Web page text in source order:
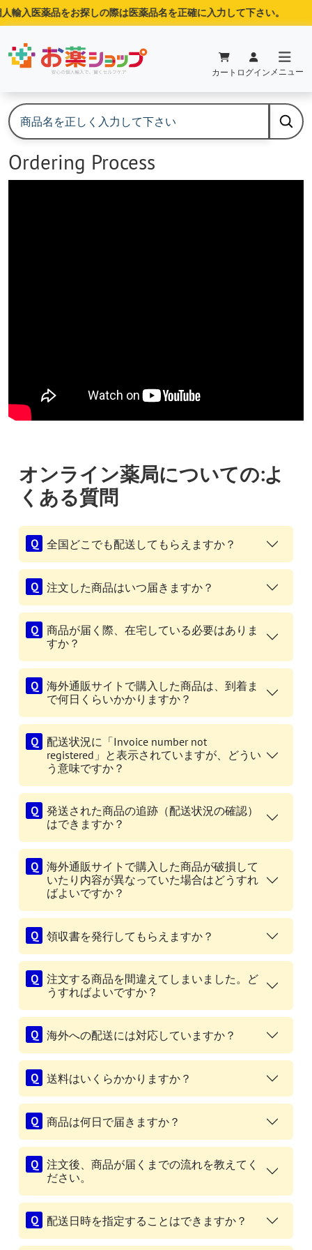
輸入医薬品をお探しの際は医薬品名を正確に入力して下さい。
カート ログイン メニュー
Ordering Process
オンライン薬局についての:よ
くある質問
全国どこでも配送してもらえますか？
注文した商品はいつ届きますか？
商品が届く際、在宅している必要はありま
すか？
海外通販サイトで購入した商品は、到着ま
で何日くらいかかりますか？
配送状況に「Invoice number not
registered」と表示されていますが、どうい
う意味ですか？
発送された商品の追跡（配送状況の確認）
はできますか？
海外通販サイトで購入した商品が破損して
いたり内容が異なっていた場合はどうすれ
ばよいですか？
領収書を発行してもらえますか？
注文する商品を間違えてしまいました。ど
うすればよいですか？
海外への配送には対応していますか？
送料はいくらかかりますか？
商品は何日で届きますか？
注文後、商品が届くまでの流れを教えてく
ださい。
配送日時を指定することはできますか？